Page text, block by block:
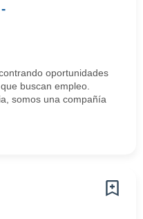
oportunidades
buscan empleo.
somos una compañía